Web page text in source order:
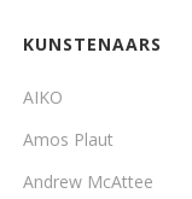
KUNSTENAARS
AIKO
Amos Plaut
Andrew McAttee